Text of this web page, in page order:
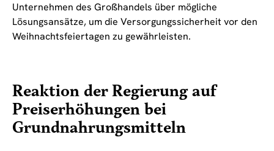
Unternehmen des Großhandels über mögliche
Lösungsansätze, um die Versorgungssicherheit vor den
Weihnachtsfeiertagen zu gewährleisten.
Reaktion der Regierung auf
Preiserhöhungen bei
Grundnahrungsmitteln